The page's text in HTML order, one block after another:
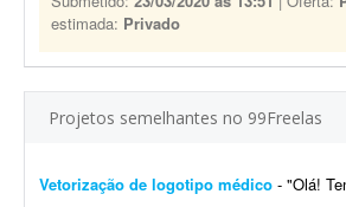
estimada: Privado
Projetos semelhantes no 99Freelas
Vetorização de logotipo médico - "Olá! Tenho a imagem da minha logomarca recentemente